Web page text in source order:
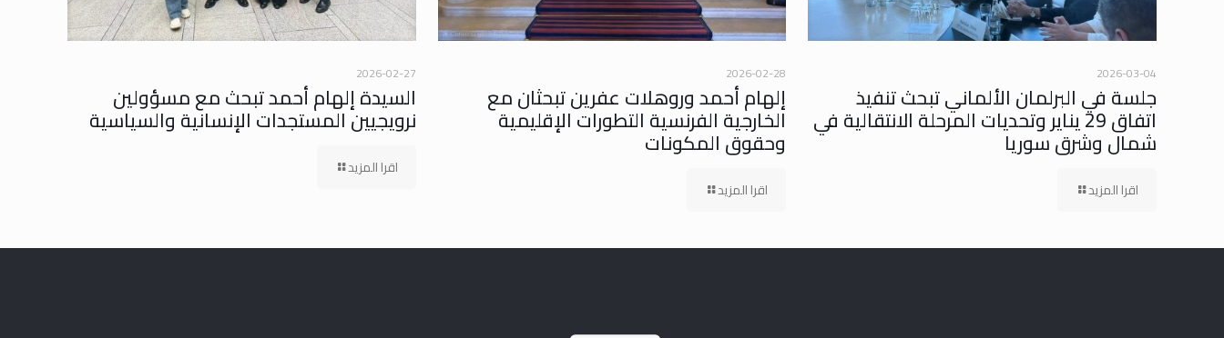
2026-03-04
جلسة في البرلمان الألماني تبحث تنفيذ
اتفاق 29 يناير وتحديات المرحلة الانتقالية في
شمال وشرق سوريا
اقرا المزيد
2026-02-28
إلهام أحمد وروهلات عفرين تبحثان مع
الخارجية الفرنسية التطورات الإقليمية
وحقوق المكونات
اقرا المزيد
2026-02-27
السيدة إلهام أحمد تبحث مع مسؤولين
نرويجيين المستجدات الإنسانية والسياسية
اقرا المزيد